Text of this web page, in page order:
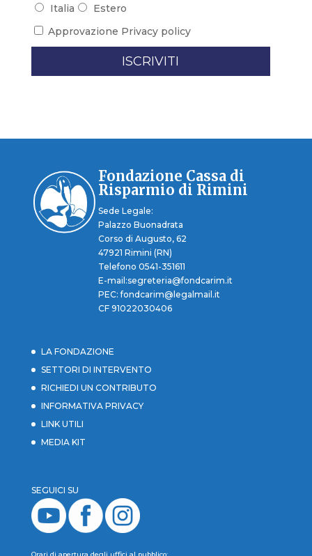
Italia
Estero
Approvazione Privacy policy
Fondazione Cassa di
Risparmio di Rimini
Sede Legale:
Palazzo Buonadrata
Corso di Augusto, 62
47921 Rimini (RN)
Telefono 0541-351611
E-mail:segreteria@fondcarim.it
PEC: fondcarim@legalmail.it
CF 91022030406
LA FONDAZIONE
SETTORI DI INTERVENTO
RICHIEDI UN CONTRIBUTO
INFORMATIVA PRIVACY
LINK UTILI
MEDIA KIT
SEGUICI SU
Orari di apertura degli uffici al pubblico: